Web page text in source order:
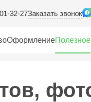
32-27Заказать звонок
ОформлениеПолезное